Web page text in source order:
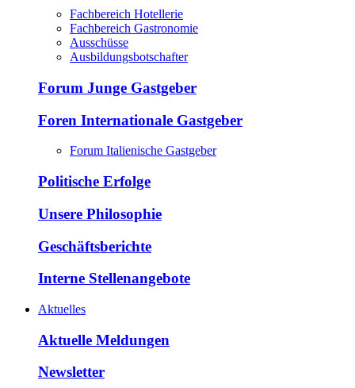
Fachbereich Hotellerie
Fachbereich Gastronomie
Ausschüsse
Ausbildungsbotschafter
Forum Junge Gastgeber
Foren Internationale Gastgeber
Forum Italienische Gastgeber
Politische Erfolge
Unsere Philosophie
Geschäftsberichte
Interne Stellenangebote
Aktuelles
Aktuelle Meldungen
Newsletter